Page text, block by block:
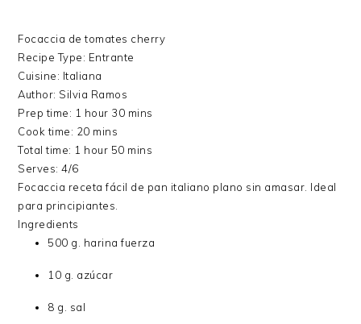
Focaccia de tomates cherry
Recipe Type: Entrante
Cuisine: Italiana
Author: Silvia Ramos
Prep time: 1 hour 30 mins
Cook time: 20 mins
Total time: 1 hour 50 mins
Serves:4/6
Focaccia receta fácil de pan italiano plano sin amasar. Ideal
para principiantes.
Ingredients
500 g. harina fuerza
10 g. azúcar
8 g. sal